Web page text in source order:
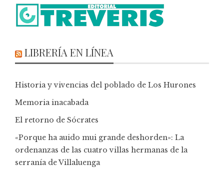
LIBRERÍA EN LÍNEA
Historia y vivencias del poblado de Los Hurones
Memoria inacabada
El retorno de Sócrates
«Porque ha auido mui grande deshorden»: La
ordenanzas de las cuatro villas hermanas de la
serranía de Villaluenga